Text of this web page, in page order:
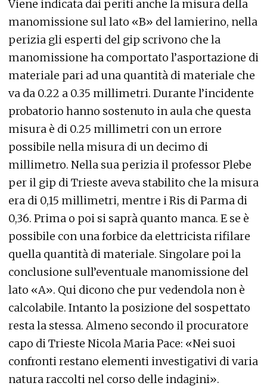
Viene indicata dai periti anche la misura della
manomissione sul lato «B» del lamierino, nella
perizia gli esperti del gip scrivono che la
manomissione ha comportato l’asportazione di
materiale pari ad una quantità di materiale che
va da 0.22 a 0.35 millimetri. Durante l’incidente
probatorio hanno sostenuto in aula che questa
misura è di 0.25 millimetri con un errore
possibile nella misura di un decimo di
millimetro. Nella sua perizia il professor Plebe
per il gip di Trieste aveva stabilito che la misura
era di 0,15 millimetri, mentre i Ris di Parma di
0,36. Prima o poi si saprà quanto manca. E se è
possibile con una forbice da elettricista rifilare
quella quantità di materiale. Singolare poi la
conclusione sull’eventuale manomissione del
lato «A». Qui dicono che pur vedendola non è
calcolabile. Intanto la posizione del sospettato
resta la stessa. Almeno secondo il procuratore
capo di Trieste Nicola Maria Pace: «Nei suoi
confronti restano elementi investigativi di varia
natura raccolti nel corso delle indagini».